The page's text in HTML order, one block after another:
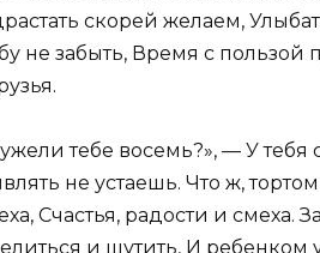
скорей желаем,
не забыть, Время с пользой
тебе восемь?», — У
не устаешь. Что ж,
Счастья, радости и
и шутить, И ребенком